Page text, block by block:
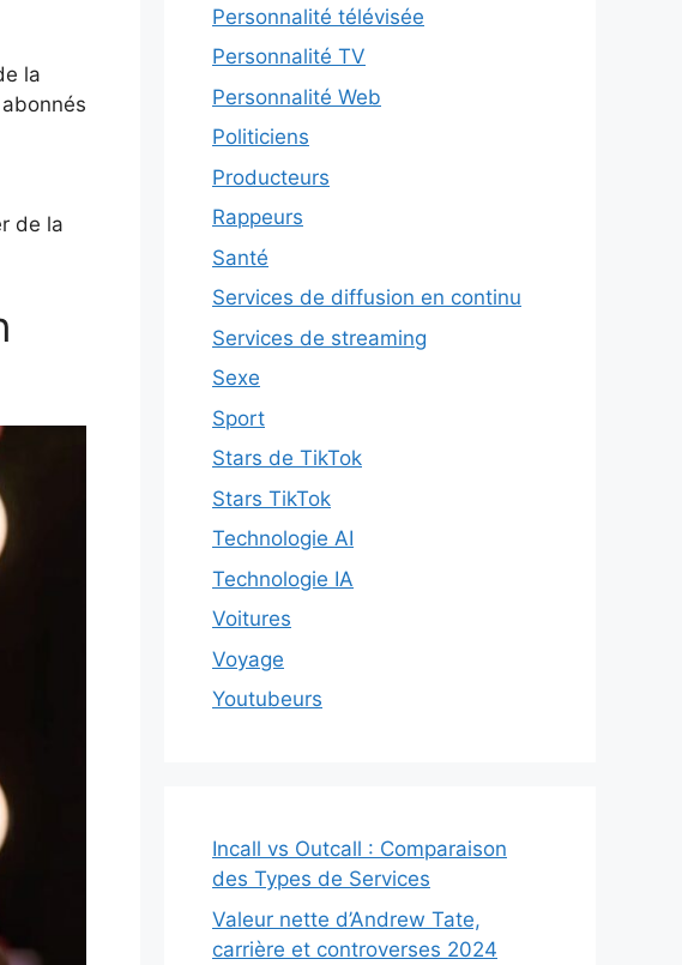
la
de la
Personnalité télévisée
Personnalité TV
Personnalité Web
Politiciens
Producteurs
Rappeurs
Santé
Services de diffusion en continu
Services de streaming
Sexe
Sport
Stars de TikTok
Stars TikTok
Technologie AI
Technologie IA
Voitures
Voyage
Youtubeurs
Incall vs Outcall : Comparaison
des Types de Services
Valeur nette d’Andrew Tate,
carrière et controverses 2024